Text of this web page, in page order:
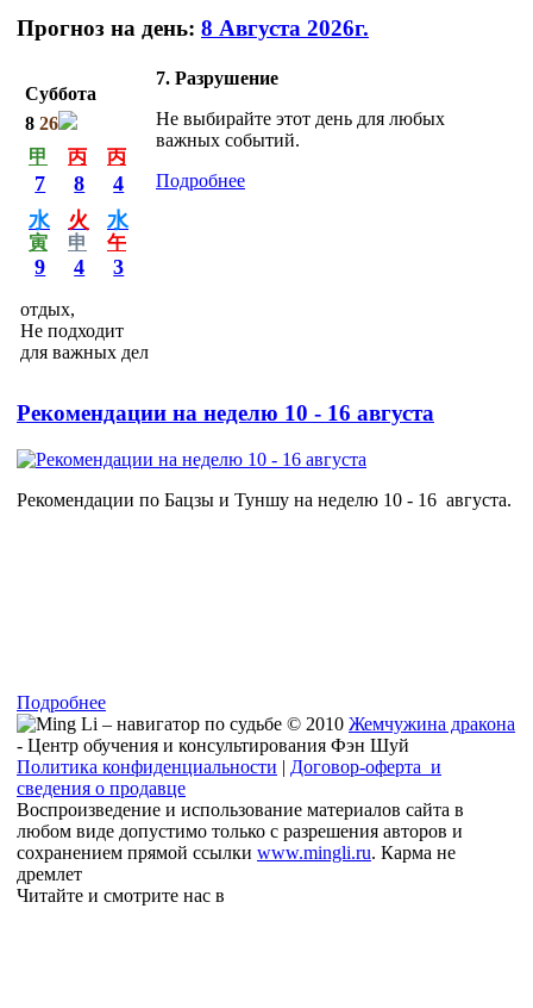
Прогноз на день: 8 Августа 2026г.
Суббота
8 26
甲
7
丙
8
丙
4
水
寅
9
火
申
4
水
午
3
отдых,
Не подходит
для важных дел
7. Разрушение
Не выбирайте этот день для любых
важных событий.
Подробнее
Рекомендации на неделю 10 - 16 августа
Рекомендации по Бацзы и Туншу на неделю 10 - 16 августа.
Подробнее
© 2010 Жемчужина дракона
- Центр обучения и консультирования Фэн Шуй
Политика конфиденциальности | Договор-оферта и
сведения о продавце
Воспроизведение и использование материалов сайта в
любом виде допустимо только с разрешения авторов и
сохранением прямой ссылки www.mingli.ru. Карма не
дремлет
Читайте и смотрите нас в